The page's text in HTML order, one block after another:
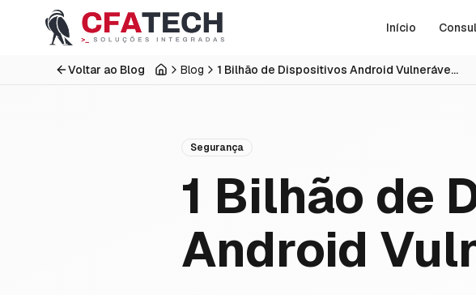
Pular para o conteúdo principal
Início
Voltar ao Blog InícioBlog 1 Bilhão de Dispositivos Android Vulneráveis a Ataques
Segurança
1 Bilhão de
Android